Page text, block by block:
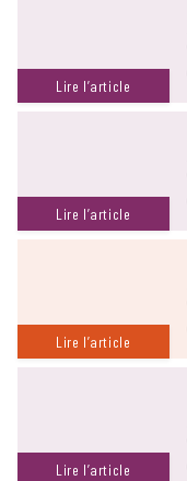
Lire l’article
Lire l’article
Lire l’article
Lire l’article